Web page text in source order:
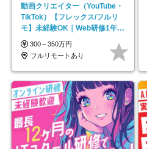
動画クリエイター（YouTube・
TikTok）【フレックス/フルリ
モ】未経験OK｜Web研修1年間
｜副業OK
300～350万円
フルリモートあり